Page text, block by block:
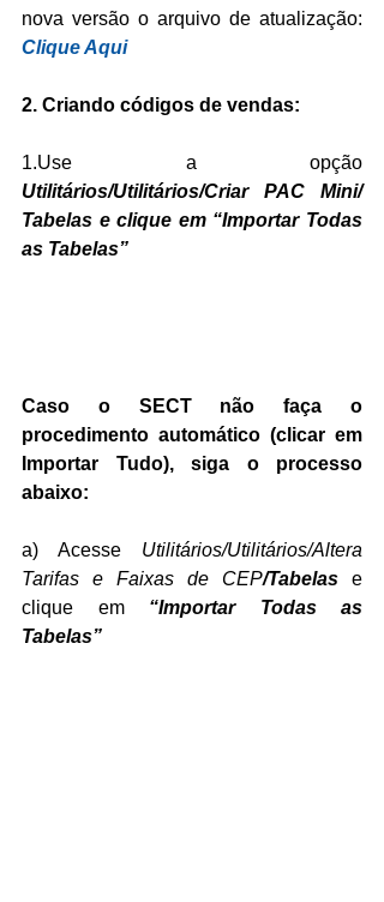
Clique Aqui
2. Criando códigos de vendas:
1.Use a opção
Utilitários/Utilitários/Criar PAC Mini/
Tabelas e clique em “Importar Todas
as Tabelas”
Caso o SECT não faça o
procedimento automático (clicar em
Importar Tudo), siga o processo
abaixo:
a) Acesse Utilitários/Utilitários/Altera
Tarifas e Faixas de CEP/Tabelas e
clique em “Importar Todas as
Tabelas”